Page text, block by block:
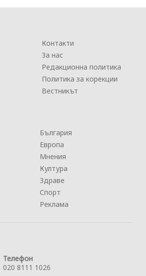
Контакти
За нас
Редакционна политика
Политика за корекции
Вестникът
България
Европа
Мнения
Култура
Здраве
Спорт
Реклама
Телефон
020 8111 1026